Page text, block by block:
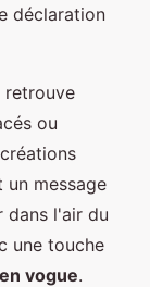
déclaration
retrouve
ou
message
dans l'air du
une touche
en vogue.